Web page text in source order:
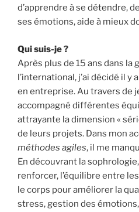
d’apprendre à se détendre,
ses émotions, aide à mieux
Qui suis-je ?
Après plus de 15 ans dans la
l’international, j’ai décidé il y
en entreprise. Au travers de
accompagné différentes
attrayante la dimension «
de leurs projets. Dans mon
méthodes agiles, il me
En découvrant la sophrologie,
renforcer, l’équilibre entre
le corps pour améliorer la
stress, gestion des